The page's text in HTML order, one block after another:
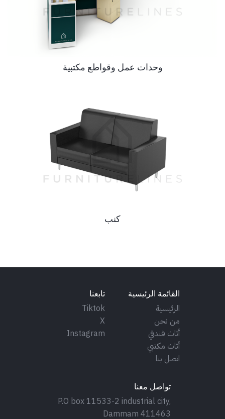
وحدات عمل وقواطع مكتبية
كنب
القائمة الرئيسية
الرئيسية
من نحن
أثاث فندقي
أثاث مكتبي
اتصل بنا
تابعنا
Tiktok
X
Instagram
تواصل معنا
P.O box 11533-2 industrial city,
Dammam 411463